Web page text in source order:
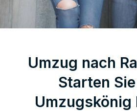
Umzug nach
Starten
Umzugskönig